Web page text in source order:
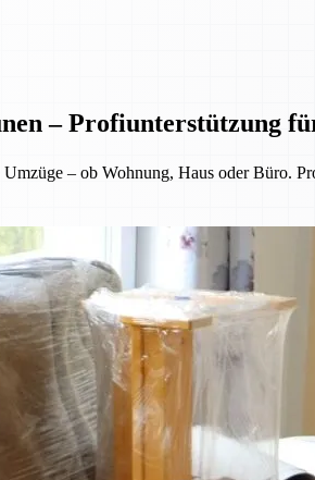
– Profiunterstützung
– ob Wohnung, Haus oder Büro.